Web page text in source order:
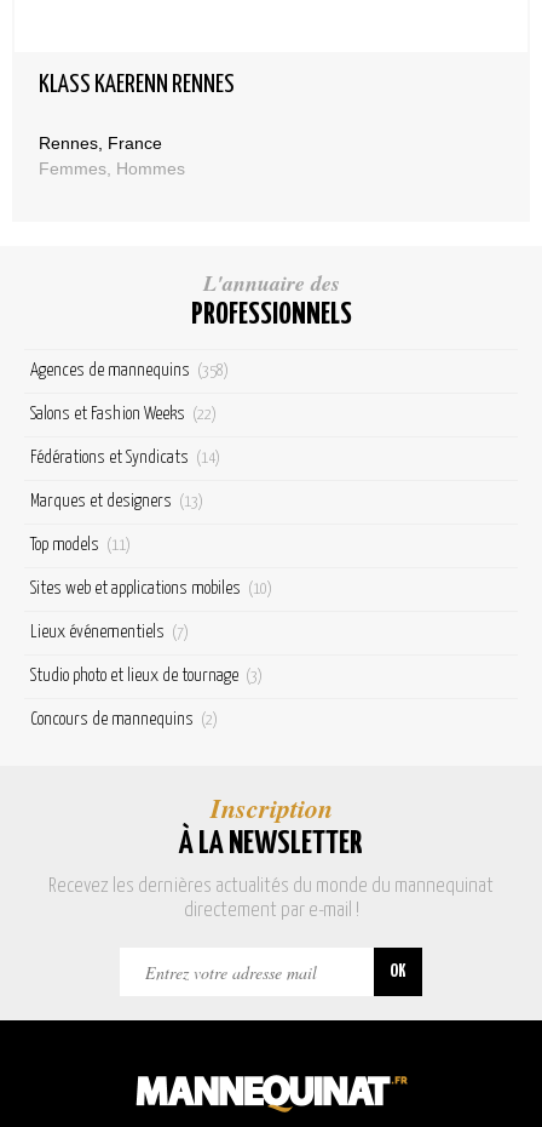
KLASS KAERENN RENNES
Rennes, France
Femmes, Hommes
L'annuaire des
PROFESSIONNELS
Agences de mannequins (358)
Salons et Fashion Weeks (22)
Fédérations et Syndicats (14)
Marques et designers (13)
Top models (11)
Sites web et applications mobiles (10)
Lieux événementiels (7)
Studio photo et lieux de tournage (3)
Concours de mannequins (2)
Inscription
À LA NEWSLETTER
Recevez les dernières actualités du monde du mannequinat
directement par e-mail !